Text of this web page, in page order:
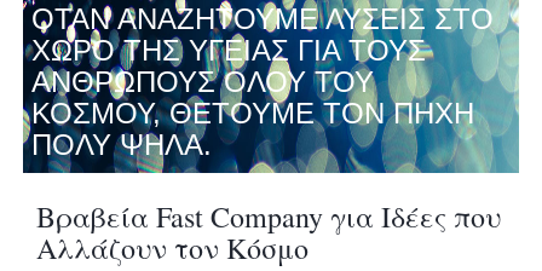
ΟΤΑΝ ΑΝΑΖΗΤΟΥΜΕ ΛΥΣΕΙΣ ΣΤΟ
ΧΩΡΟ ΤΗΣ ΥΓΕΙΑΣ ΓΙΑ ΤΟΥΣ
ΑΝΘΡΩΠΟΥΣ ΟΛΟΥ ΤΟΥ
ΚΟΣΜΟΥ, ΘΕΤΟΥΜΕ ΤΟΝ ΠΗΧΗ
ΠΟΛΥ ΨΗΛΑ.
Βραβεία Fast Company για Ιδέες που
Αλλάζουν τον Κόσμο